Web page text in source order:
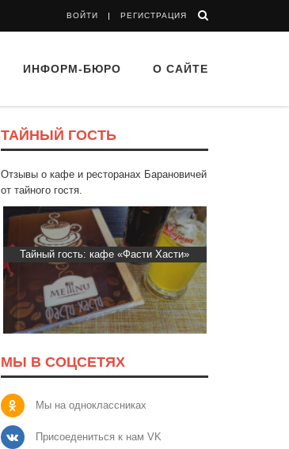
ВОЙТИ РЕГИСТРАЦИЯ
ИНФОРМ-БЮРО О САЙТЕ
ТАЙНЫЙ ГОСТЬ
Отзывы о кафе и ресторанах Барановичей
от тайного гостя.
Тайный гость: кафе «Фасти Хасти»
МЫ В СОЦСЕТЯХ
Мы на одноклассниках
Присоедениться к нам VK